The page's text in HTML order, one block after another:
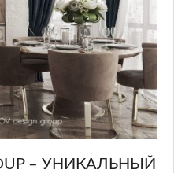
– УНИКАЛЬНЫЙ